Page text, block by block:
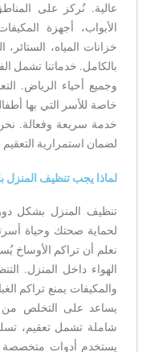
عالية. نُركز على
الأبواب، أجهزة
خزانات المياه،
بالكامل. خدماتنا تشمل
وجميع أحياء الرياض.
خاصة للأسر التي بها
خدمة سريعة وفعالة.
لضمان استمرارية
لماذا يجب تنظيف
تنظيف المنزل بشكل
لحماية صحتك وحياة
نعلم أن تراكم
الهواء داخل المنزل.
والمكيفات يمنع تراكم
يساعد على التخلص من
شاملة تشمل تعقيم،
يستخدم أدوات